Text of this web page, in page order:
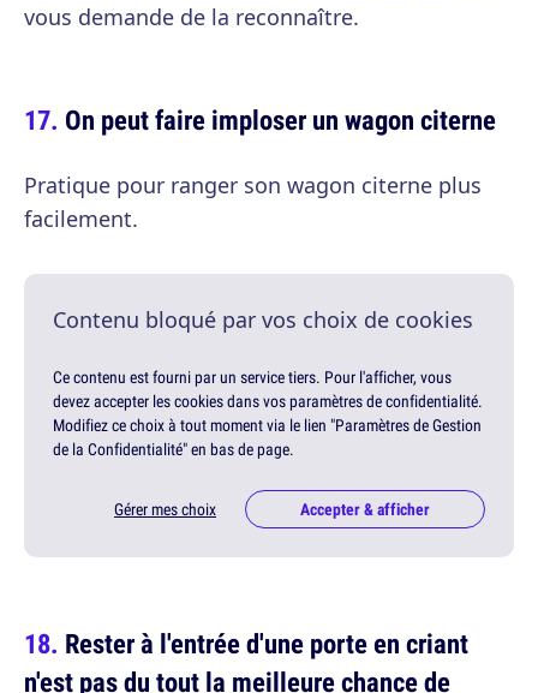
vous demande de la reconnaître.
On peut faire imploser un wagon citerne
Pratique pour ranger son wagon citerne plus
facilement.
Contenu bloqué par vos choix de cookies
Ce contenu est fourni par un service tiers. Pour l'afficher, vous
devez accepter les cookies dans vos paramètres de confidentialité.
Modifiez ce choix à tout moment via le lien "Paramètres de Gestion
de la Confidentialité" en bas de page.
Gérer mes choix Accepter & afficher
Rester à l'entrée d'une porte en criant
n'est pas du tout la meilleure chance de